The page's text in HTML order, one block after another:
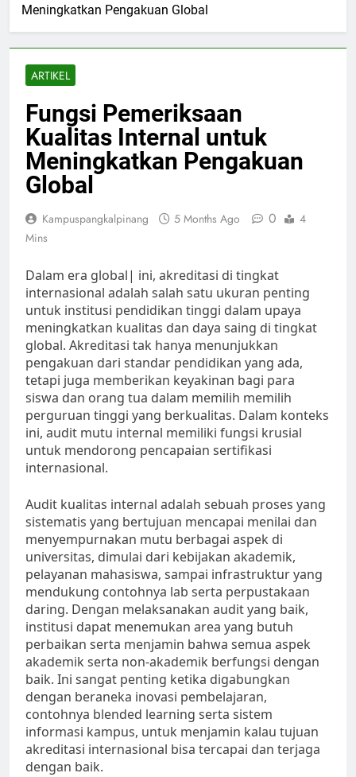
Meningkatkan Pengakuan Global
ARTIKEL
Fungsi Pemeriksaan
Kualitas Internal untuk
Meningkatkan Pengakuan
Global
Kampuspangkalpinang 5 Months Ago 0
4
Mins
Dalam era global| ini, akreditasi di tingkat
internasional adalah salah satu ukuran penting
untuk institusi pendidikan tinggi dalam upaya
meningkatkan kualitas dan daya saing di tingkat
global. Akreditasi tak hanya menunjukkan
pengakuan dari standar pendidikan yang ada,
tetapi juga memberikan keyakinan bagi para
siswa dan orang tua dalam memilih memilih
perguruan tinggi yang berkualitas. Dalam konteks
ini, audit mutu internal memiliki fungsi krusial
untuk mendorong pencapaian sertifikasi
internasional.
Audit kualitas internal adalah sebuah proses yang
sistematis yang bertujuan mencapai menilai dan
menyempurnakan mutu berbagai aspek di
universitas, dimulai dari kebijakan akademik,
pelayanan mahasiswa, sampai infrastruktur yang
mendukung contohnya lab serta perpustakaan
daring. Dengan melaksanakan audit yang baik,
institusi dapat menemukan area yang butuh
perbaikan serta menjamin bahwa semua aspek
akademik serta non-akademik berfungsi dengan
baik. Ini sangat penting ketika digabungkan
dengan beraneka inovasi pembelajaran,
contohnya blended learning serta sistem
informasi kampus, untuk menjamin kalau tujuan
akreditasi internasional bisa tercapai dan terjaga
dengan baik.